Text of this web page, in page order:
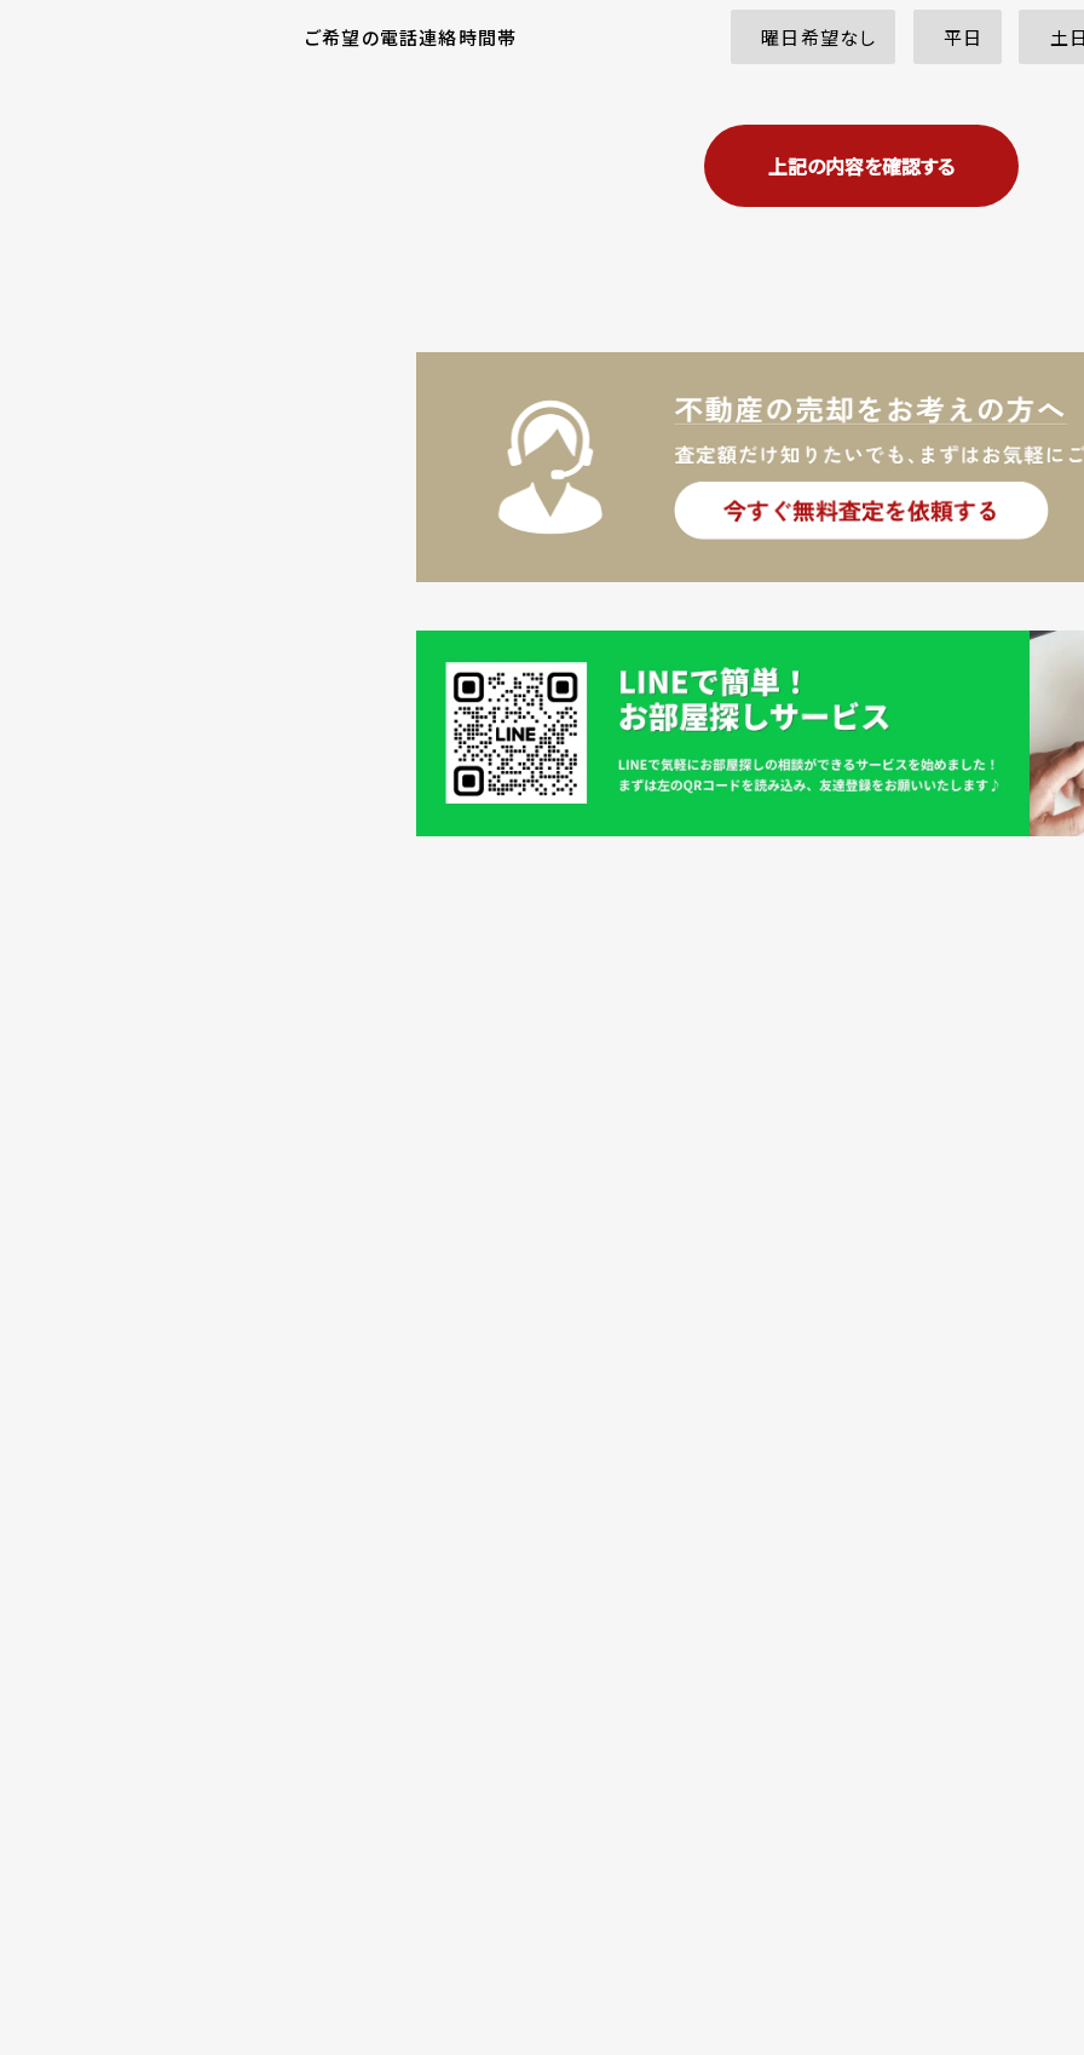
ご希望の電話連絡時間帯 曜日希望なし 平日 土